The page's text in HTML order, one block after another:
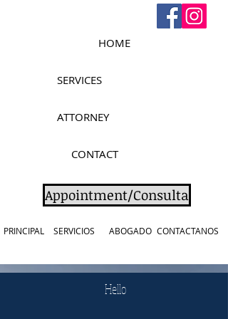
HOME
SERVICES
ATTORNEY
CONTACT
Appointment/Consulta
PRINCIPAL SERVICIOS ABOGADO CONTACTANOS
Hello